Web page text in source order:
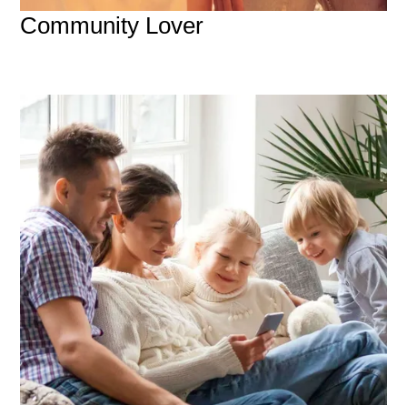
Community Lover